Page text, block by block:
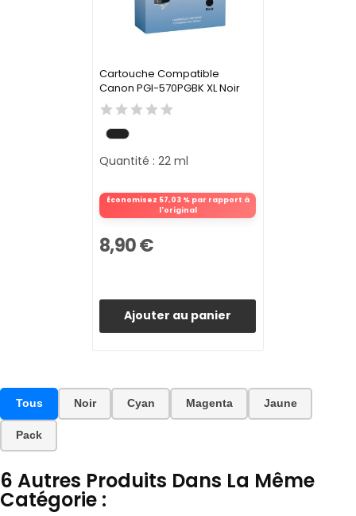
Cartouche Compatible
Canon PGI-570PGBK XL Noir
Économisez 57,03 % par rapport à
l'original
Quantité : 22 ml
8,90 €
Ajouter au panier
Tous Noir Cyan Magenta Jaune
Pack
6 Autres Produits Dans La Même
Catégorie :